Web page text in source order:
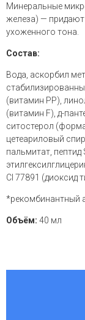
Минеральные
железа) —
ухоженного тона.
Состав:
Вода, аскорбил
(витамин PP),
(витамин F), д-
ситостерол
цетеариловый
пальмитат,
CI 77891 (диоксид
*рекомбинантный
Объём: 40 мл